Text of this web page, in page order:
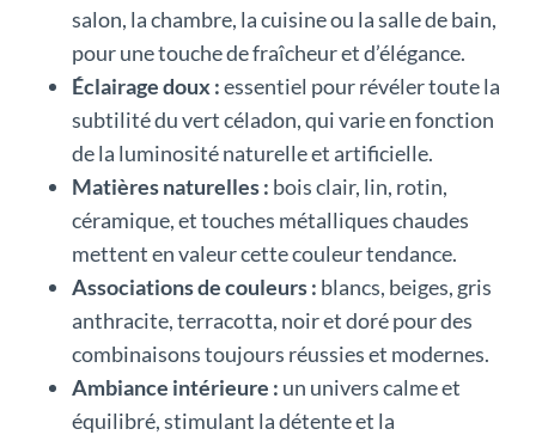
salon, la chambre, la cuisine ou la salle de bain,
pour une touche de fraîcheur et d’élégance.
Éclairage doux :essentiel pour révéler toute la
subtilité du vert céladon, qui varie en fonction
de la luminosité naturelle et artificielle.
Matières naturelles : bois clair, lin, rotin,
céramique, et touches métalliques chaudes
mettent en valeur cette couleur tendance.
Associations de couleurs : blancs, beiges, gris
anthracite, terracotta, noir et doré pour des
combinaisons toujours réussies et modernes.
Ambiance intérieure : un univers calme et
équilibré, stimulant la détente et la